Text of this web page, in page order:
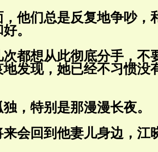
他们总是反复地争吵，
。
都想从此彻底分手，不
地发现，她已经不习惯没
，特别是那漫漫长夜。
会回到他妻儿身边，江